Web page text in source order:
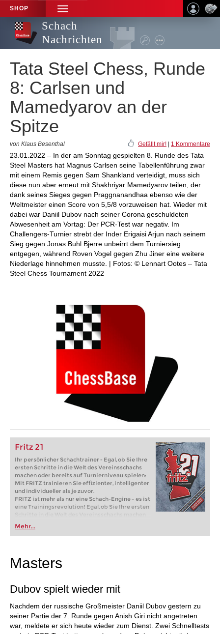
SHOP
TOGGLE
NAVIGATION
Schach
Nachrichten
Tata Steel Chess, Runde
8: Carlsen und
Mamedyarov an der
Spitze
von Klaus Besenthal Gefällt mir! 1 Kommentare
23.01.2022 – In der am Sonntag gespielten 8. Runde des Tata
Steel Masters hat Magnus Carlsen seine Tabellenführung zwar
mit einem Remis gegen Sam Shankland verteidigt, muss sich
diese nun aber erneut mit Shakhriyar Mamedyarov teilen, der
dank seines Sieges gegen Praggnanandhaa ebenso wie der
Weltmeister einen Score von 5,5/8 vorzuweisen hat. Wieder mit
dabei war Daniil Dubov nach seiner Corona geschuldeten
Abwesenheit am Vortag: Der PCR-Test war negativ. Im
Challengers-Turnier strebt der Inder Erigaisi Arjun nach seinem
Sieg gegen Jonas Buhl Bjerre unbeirrt dem Turniersieg
entgegen, während Roven Vogel gegen Zhu Jiner eine weitere
Niederlage hinnehmen musste. | Fotos: © Lennart Ootes – Tata
Steel Chess Tournament 2022
Fritz 21
Ihr persönlicher Schachtrainer - Egal, ob Sie Ihre
ersten Schritte in die Welt des Vereinsschachs
machen oder bereits auf Turnierniveau spielen:
Mit FRITZ trainieren Sie effizienter, intelligenter
und individueller als je zuvor.
FRITZ ist mehr als nur eine Schach-Engine – es ist
eine Trainingsrevolution! Egal, ob Sie Ihre ersten
Schritte in die Welt des Vereinsschachs machen
oder bereits auf Turnierniveau spielen: Mit
FRITZ trainieren Sie effizienter, intelligenter und
individueller als je zuvor.
Mehr...
Masters
Dubov spielt wieder mit
Nachdem der russische Großmeister Daniil Dubov gestern zu
seiner Partie der 7. Runde gegen Anish Giri nicht angetreten
war, meldete er sich heute wieder zum Dienst. Zwei Schnelltests